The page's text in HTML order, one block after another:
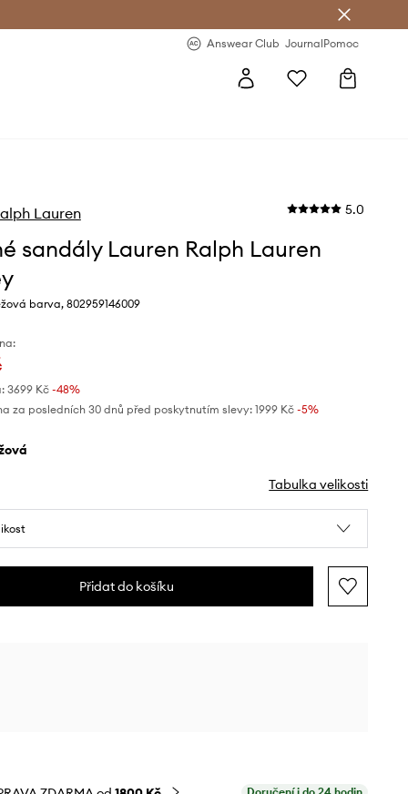
Answear Club JournalPomoc
Lauren 5.0
sandály Lauren Ralph Lauren
barva, 802959146009
3699 Kč-48%
za posledních 30 dnů před poskytnutím slevy: 1999 Kč -5%
Tabulka velikosti
Přidat do košíku